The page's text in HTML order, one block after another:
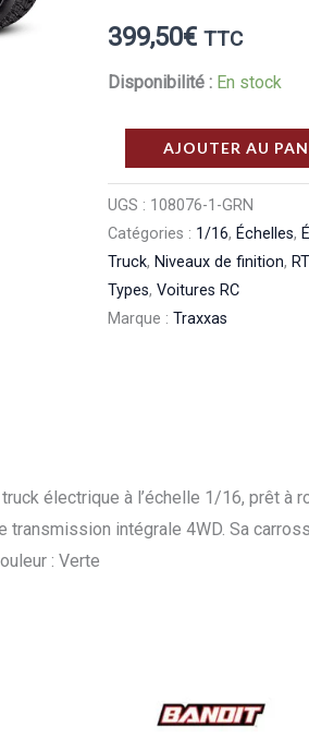
399,50€ TTC
Disponibilité : En stock
quantité
de
TRAXXAS
MINI
XRT
VXL
4WD
108076-
1-
AJOUTER AU
UGS : 108076-1-GRN
Catégories : 1/16, Échelles,
Truck, Niveaux de finition,
Types,Voitures RC
Marque :Traxxas
électrique à l’échelle 1/16, prêt à
transmission intégrale 4WD. Sa
: Verte